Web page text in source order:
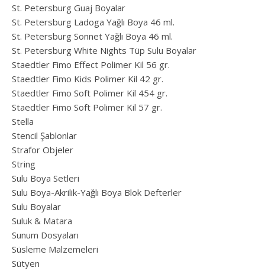
St. Petersburg Guaj Boyalar
St. Petersburg Ladoga Yağlı Boya 46 ml.
St. Petersburg Sonnet Yağlı Boya 46 ml.
St. Petersburg White Nights Tüp Sulu Boyalar
Staedtler Fimo Effect Polimer Kil 56 gr.
Staedtler Fimo Kids Polimer Kil 42 gr.
Staedtler Fimo Soft Polimer Kil 454 gr.
Staedtler Fimo Soft Polimer Kil 57 gr.
Stella
Stencil Şablonlar
Strafor Objeler
String
Sulu Boya Setleri
Sulu Boya-Akrilik-Yağlı Boya Blok Defterler
Sulu Boyalar
Suluk & Matara
Sunum Dosyaları
Süsleme Malzemeleri
Sütyen